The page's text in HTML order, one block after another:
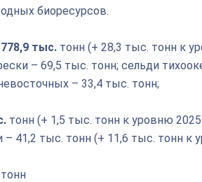
биоресурсов.
тыс. тонн (+ 28,3 тыс. тонн к
– 69,5 тыс. тонн; сельди
– 33,4 тыс. тонн;
тонн (+ 1,5 тыс. тонн к уровню 2025
41,2 тыс. тонн (+ 11,6 тыс. тонн к
тонн